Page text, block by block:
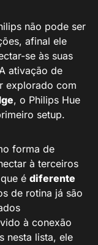
não pode ser
afinal ele
se às suas
ativação de
explorado com
, o Philips Hue
setup.
forma de
à terceiros
é diferente
de rotina já são
à conexão
nesta lista, ele